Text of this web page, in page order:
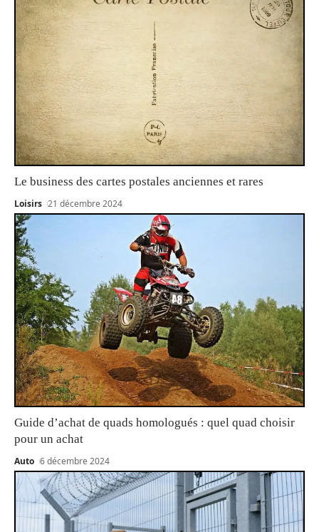
Le business des cartes postales anciennes et rares
Loisirs 21 décembre 2024
Guide d’achat de quads homologués : quel quad choisir
pour un achat
Auto 6 décembre 2024